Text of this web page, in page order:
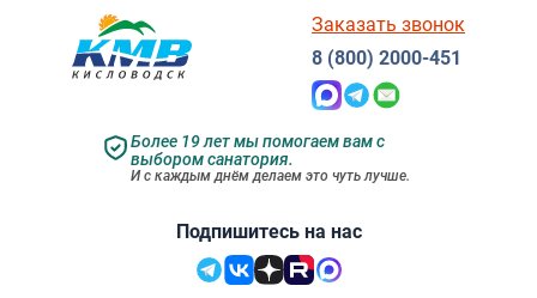
Подпишитесь на нас
Более 19 лет мы помогаем вам с
выбором санатория.
И с каждым днём делаем это чуть лучше.
Заказать звонок
8 (800) 2000-451